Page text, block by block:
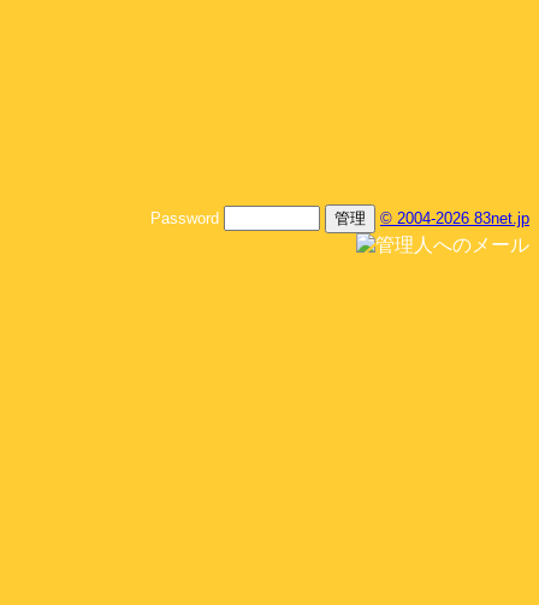
Password © 2004-2026 83net.jp